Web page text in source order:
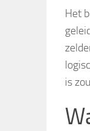
Het
is